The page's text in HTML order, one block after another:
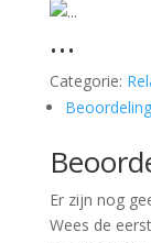
…
Categorie:
Er zijn nog
Wees de